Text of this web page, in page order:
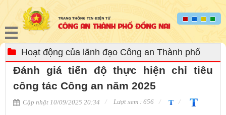
Hoạt động của lãnh đạo Công an Thành phố
Đánh giá tiến độ thực hiện chỉ tiêu
công tác Công an năm 2025
Cập nhật 10/09/2025 20:34 Lượt xem : 656